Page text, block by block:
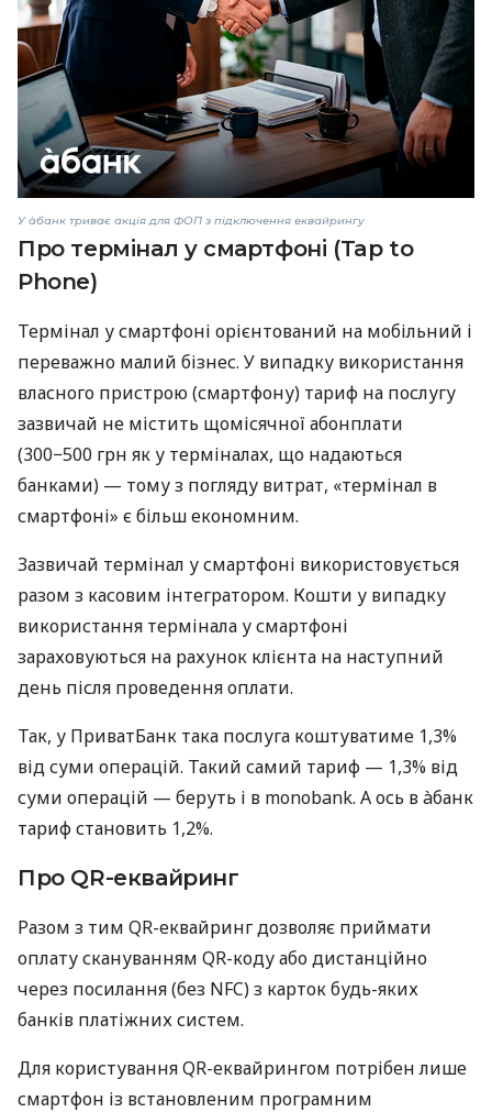
У àбанк триває акція для ФОП з підключення еквайрингу
Про термінал у смартфоні (Tap to
Phone)
Термінал у смартфоні орієнтований на мобільний і
переважно малий бізнес. У випадку використання
власного пристрою (смартфону) тариф на послугу
зазвичай не містить щомісячної абонплати
(300−500 грн як у терміналах, що надаються
банками) — тому з погляду витрат, «термінал в
смартфоні» є більш економним.
Зазвичай термінал у смартфоні використовується
разом з касовим інтегратором. Кошти у випадку
використання термінала у смартфоні
зараховуються на рахунок клієнта на наступний
день після проведення оплати.
Так, у ПриватБанк така послуга коштуватиме 1,3%
від суми операцій. Такий самий тариф — 1,3% від
суми операцій — беруть і в monobank. А ось в àбанк
тариф становить 1,2%.
Про QR-еквайринг
Разом з тим QR-еквайринг дозволяє приймати
оплату скануванням QR-коду або дистанційно
через посилання (без NFC) з карток будь-яких
банків платіжних систем.
Для користування QR-еквайрингом потрібен лише
смартфон із встановленим програмним